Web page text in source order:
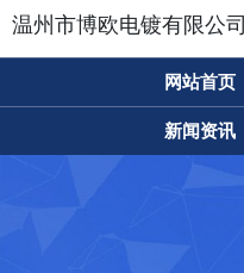
温州市博欧电镀有限公司
网站首页
新闻资讯